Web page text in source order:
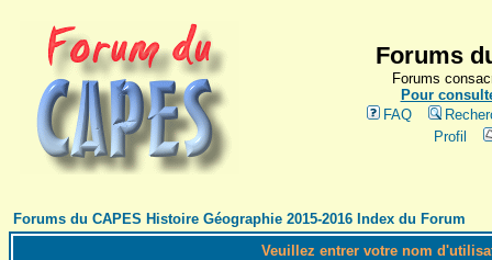
Forums
Forums
Pour
FAQ
Profil
Forums du CAPES Histoire Géographie 2015-2016 Index du Forum
Veuillez entrer votre nom